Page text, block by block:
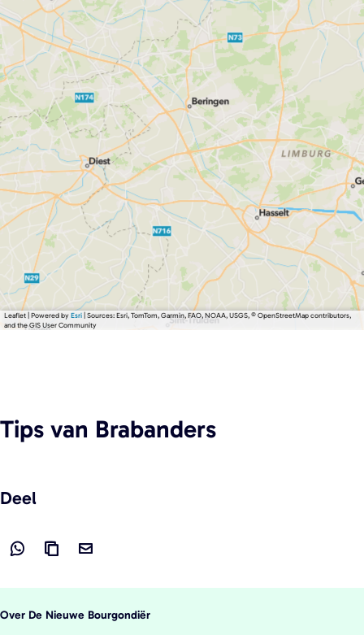
Tips van Brabanders
Leaflet Powered by Esri | Sources: Esri, TomTom, Garmin, FAO, NOAA, USGS, © OpenStreetMap contributors,
and the GIS User Community
Deel
D
L
D
Over De Nieuwe Bourgondiër